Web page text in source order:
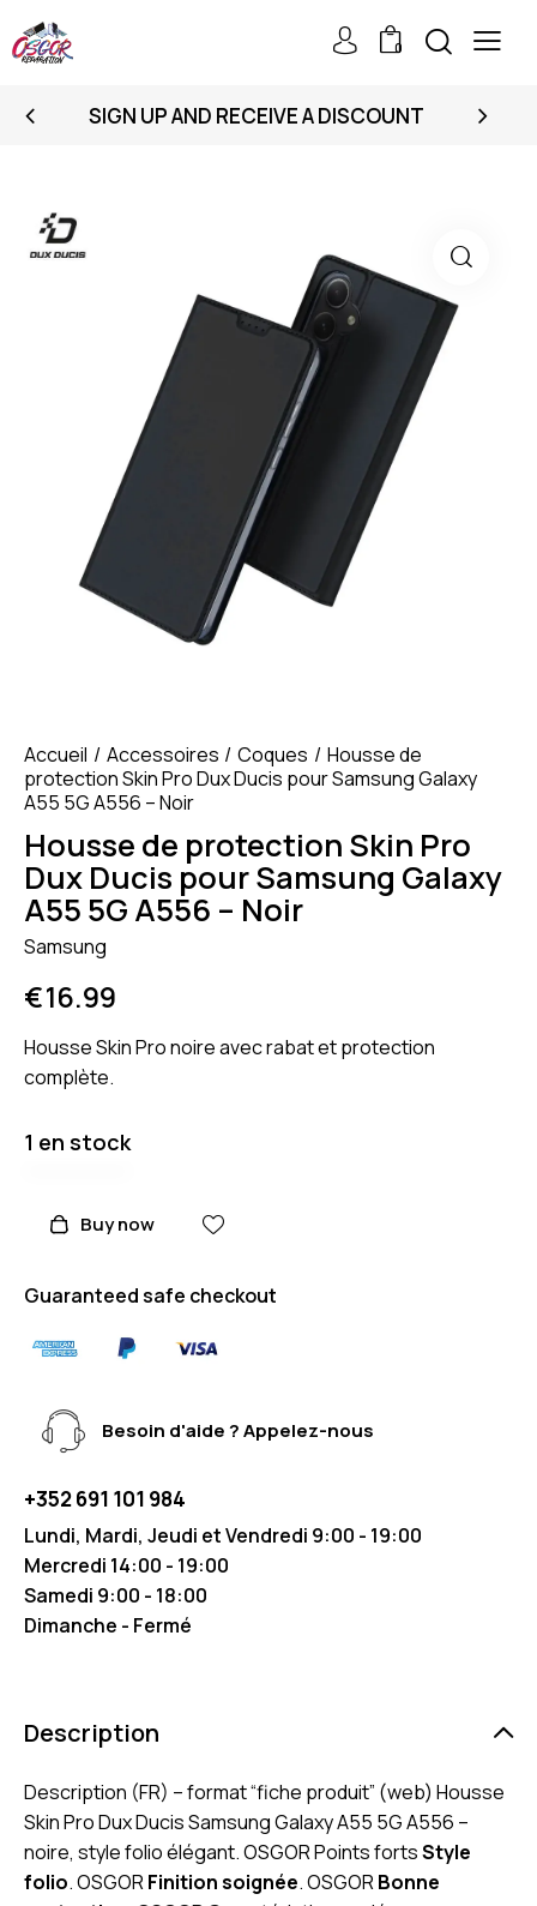
0
SIGN UP AND RECEIVE A DISCOUNT
Accueil Accessoires Coques
Housse de
protection Skin Pro Dux Ducis pour Samsung Galaxy
A55 5G A556 – Noir
Housse de protection Skin Pro
Dux Ducis pour Samsung Galaxy
A55 5G A556 – Noir
Samsung
€16.99
Housse Skin Pro noire avec rabat et protection
complète.
1 en stock
Buy now
Guaranteed safe checkout
Besoin d'aide ? Appelez-nous
+352 691 101 984
Lundi, Mardi, Jeudi et Vendredi 9:00 - 19:00
Mercredi 14:00 - 19:00
Samedi 9:00 - 18:00
Dimanche - Fermé
Description
Description (FR) – format “fiche produit” (web) Housse
Skin Pro Dux Ducis Samsung Galaxy A55 5G A556 –
noire, style folio élégant. OSGOR Points fortsStyle
folio. OSGORFinition soignée. OSGORBonne